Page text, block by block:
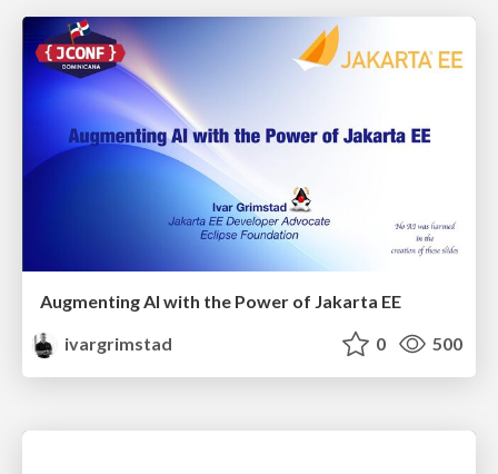
Augmenting AI with the Power of Jakarta EE
ivargrimstad
0 500